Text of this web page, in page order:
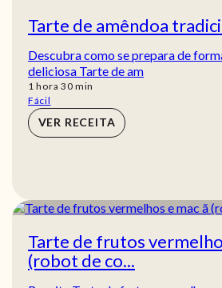
Tarte de amêndoa
Descubra como se prepara de
deliciosa Tarte de am
1 hora
hora 30min
min
Fácil
VER RECEITA
Tarte de frutos
(robot de co...